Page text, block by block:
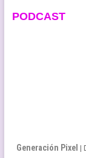
PODCAST
Generación Pixel |